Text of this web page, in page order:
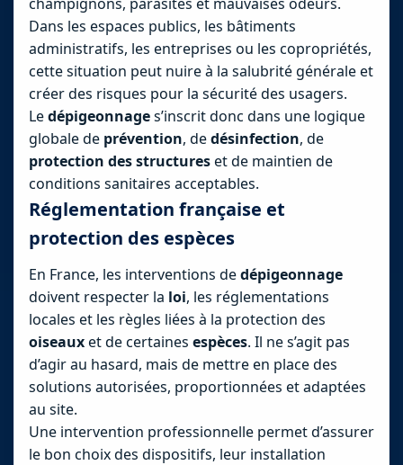
Dans les espaces publics, les bâtiments
administratifs, les entreprises ou les copropriétés,
cette situation peut nuire à la salubrité générale et
créer des risques pour la sécurité des usagers.
Ledépigeonnages’inscrit donc dans une logique
globale de prévention, dedésinfection, de
protection des structureset de maintien de
conditions sanitaires acceptables.
Réglementation française et
protection des espèces
En France, les interventions dedépigeonnage
doivent respecter la loi, les réglementations
locales et les règles liées à la protection des
oiseauxet de certaines espèces. Il ne s’agit pas
d’agir au hasard, mais de mettre en place des
solutions autorisées, proportionnées et adaptées
au site.
Une intervention professionnelle permet d’assurer
le bon choix des dispositifs, leur installation